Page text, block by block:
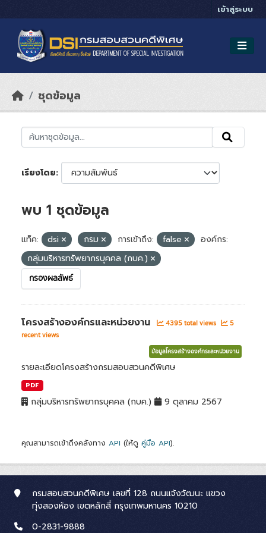
เข้าสู่ระบบ
ชุดข้อมูล
เรียงโดย
พบ 1 ชุดข้อมูล
แท็ค: dsi กรม การเข้าถึง: false
องค์กร:
กลุ่มบริหารทรัพยากรบุคคล (กบค.)
กรองผลลัพธ์
โครงสร้างองค์กรและหน่วยงาน 4395 total views
5
recent views
ข้อมูลโครงสร้างองค์กรและหน่วยงาน
รายละเอียดโครงสร้างกรมสอบสวนคดีพิเศษ
PDF
กลุ่มบริหารทรัพยากรบุคคล (กบค.) 9 ตุลาคม 2567
คุณสามารถเข้าถึงคลังทาง API (ให้ดู คู่มือ API).
กรมสอบสวนคดีพิเศษ เลขที่ 128 ถนนแจ้งวัฒนะ แขวง
ทุ่งสองห้อง เขตหลักสี่ กรุงเทพมหานคร 10210
0-2831-9888